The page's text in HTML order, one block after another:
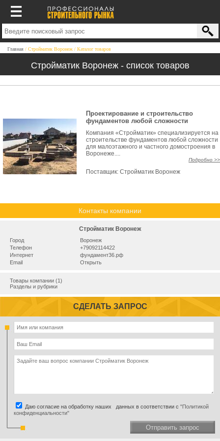
Главная Стройматик Воронеж Каталог товаров
Стройматик Воронеж - список товаров
Проектирование и строительство
фундаментов любой сложности
Компания «Стройматик» специализируется на
строительстве фундаментов любой сложности
для малоэтажного и частного домостроения в
Воронеже....
Подробно >>
Поставщик: Стройматик Воронеж
Контакты компании
Стройматик Воронеж
Город
Воронеж
Телефон
+79092114422
Интернет
фундамент36.рф
Email
Открыть
Товары компании (1)
Разделы и рубрики
СДЕЛАТЬ ЗАПРОС
Даю согласие на обработку наших данных в соответствии с "Политикой
конфиденциальности"
Отправить запрос